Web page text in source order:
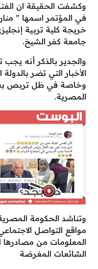
وكشفت الحقيقة ان
في المؤتمر اسمها ”
خريجة كلية تربية
جامعة كفر الشيخ.
والجدير بالذكر أنه
الأخبار التي تضر
وخاصة في ظل تربص بعض
المصرية.
وتناشد الحكومة
مواقع التواصل
المعلومات من مصادرها
الشائعات المغرضة